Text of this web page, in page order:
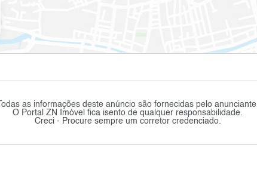
Todas as informações deste anúncio são fornecidas pelo anunciante.
O Portal ZN Imóvel fica isento de qualquer responsabilidade.
Creci - Procure sempre um corretor credenciado.